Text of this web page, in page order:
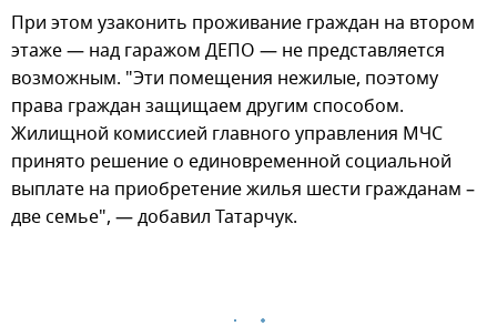
При этом узаконить проживание граждан на втором
этаже — над гаражом ДЕПО — не представляется
возможным. "Эти помещения нежилые, поэтому
права граждан защищаем другим способом.
Жилищной комиссией главного управления МЧС
принято решение о единовременной социальной
выплате на приобретение жилья шести гражданам –
две семье", — добавил Татарчук.